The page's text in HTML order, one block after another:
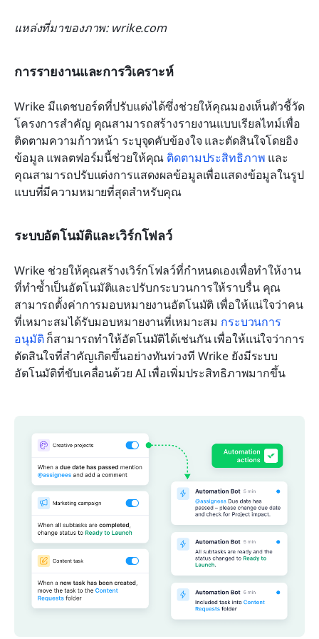
แหล่งที่มาของภาพ: wrike.com
การรายงานและการวิเคราะห์
Wrike มีแดชบอร์ดที่ปรับแต่งได้ซึ่งช่วยให้คุณมองเห็นตัวชี้วัด
โครงการสำคัญ คุณสามารถสร้างรายงานแบบเรียลไทม์เพื่อ
ติดตามความก้าวหน้า ระบุจุดคับข้องใจ และตัดสินใจโดยอิง
ข้อมูล แพลตฟอร์มนี้ช่วยให้คุณ ติดตามประสิทธิภาพ และ
คุณสามารถปรับแต่งการแสดงผลข้อมูลเพื่อแสดงข้อมูลในรูป
แบบที่มีความหมายที่สุดสำหรับคุณ
ระบบอัตโนมัติและเวิร์กโฟลว์
Wrike ช่วยให้คุณสร้างเวิร์กโฟลว์ที่กำหนดเองเพื่อทำให้งาน
ที่ทำซ้ำเป็นอัตโนมัติและปรับกระบวนการให้ราบรื่น คุณ
สามารถตั้งค่าการมอบหมายงานอัตโนมัติ เพื่อให้แน่ใจว่าคน
ที่เหมาะสมได้รับมอบหมายงานที่เหมาะสม กระบวนการ
อนุมัติ ก็สามารถทำให้อัตโนมัติได้เช่นกัน เพื่อให้แน่ใจว่าการ
ตัดสินใจที่สำคัญเกิดขึ้นอย่างทันท่วงที Wrike ยังมีระบบ
อัตโนมัติที่ขับเคลื่อนด้วย AI เพื่อเพิ่มประสิทธิภาพมากขึ้น